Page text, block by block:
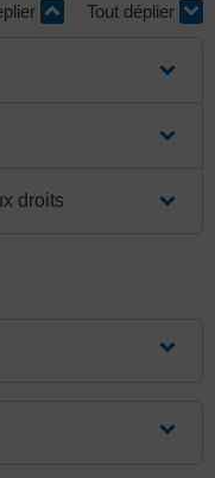
Tout déplier
droits